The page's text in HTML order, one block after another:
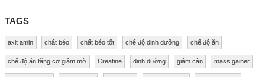
TAGS
axit amin chất béo chất béo tốt chế độ dinh dưỡng chế độ ăn
chế độ ăn tăng cơ giảm mỡ Creatine dinh dưỡng giảm cân mass gainer